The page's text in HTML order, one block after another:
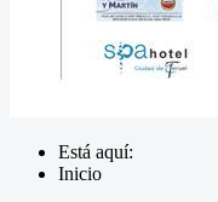
Está aquí:
Inicio